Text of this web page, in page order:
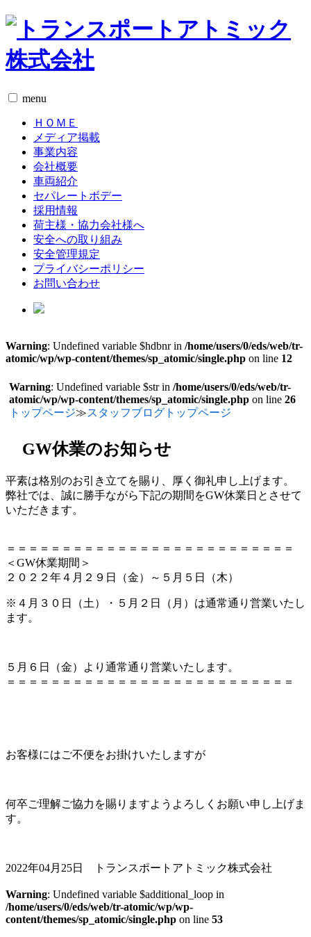
menu
ＨＯＭＥ
メディア掲載
事業内容
会社概要
車両紹介
セパレートボデー
採用情報
荷主様・協力会社様へ
安全への取り組み
安全管理規定
プライバシーポリシー
お問い合わせ
Warning: Undefined variable $hdbnr in /home/users/0/eds/web/tr-
atomic/wp/wp-content/themes/sp_atomic/single.php on line 12
Warning: Undefined variable $str in /home/users/0/eds/web/tr-
atomic/wp/wp-content/themes/sp_atomic/single.php on line 26
トップページ≫スタッフブログトップページ
GW休業のお知らせ
平素は格別のお引き立てを賜り、厚く御礼申し上げます。
弊社では、誠に勝手ながら下記の期間をGW休業日とさせて
いただきます。
＝＝＝＝＝＝＝＝＝＝＝＝＝＝＝＝＝＝＝＝＝＝＝＝＝＝
＜GW休業期間＞
２０２２年４月２９日（金）～５月５日（木）
※４月３０日（土）・５月２日（月）は通常通り営業いたし
ます。
５月６日（金）より通常通り営業いたします。
＝＝＝＝＝＝＝＝＝＝＝＝＝＝＝＝＝＝＝＝＝＝＝＝＝＝
お客様にはご不便をお掛けいたしますが
何卒ご理解ご協力を賜りますようよろしくお願い申し上げま
す。
2022年04月25日 トランスポートアトミック株式会社
Warning: Undefined variable $additional_loop in
/home/users/0/eds/web/tr-atomic/wp/wp-
content/themes/sp_atomic/single.php on line 53